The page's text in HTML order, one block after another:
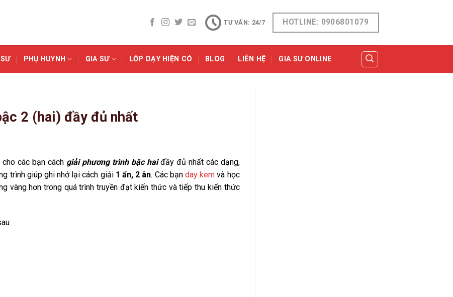
TƯ VẤN: 24/7 HOTLINE: 0906801079
PHỤ HUYNH GIA SƯ LỚP DẠY HIỆN CÓ BLOG LIÊN HỆ GIA SƯ ONLINE
2 (hai) đầy đủ nhất
các bạn cách giải phương trình bậc haiđầy đủ nhất các dạng,
trình giúp ghi nhớ lại cách giải 1 ẩn, 2 ân. Các bạn day kem và học
vàng hơn trong quá trình truyền đạt kiến thức và tiếp thu kiến thức